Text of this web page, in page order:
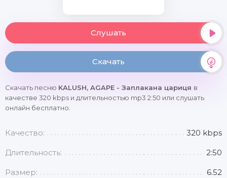
Слушать
Скачать
Скачать песню KALUSH, AGAPE - Заплакана цариця в
качестве 320 kbps и длительностью mp3 2:50 или слушать
онлайн бесплатно.
Качество: 320 kbps
Длительность: 2:50
Размер: 6.52